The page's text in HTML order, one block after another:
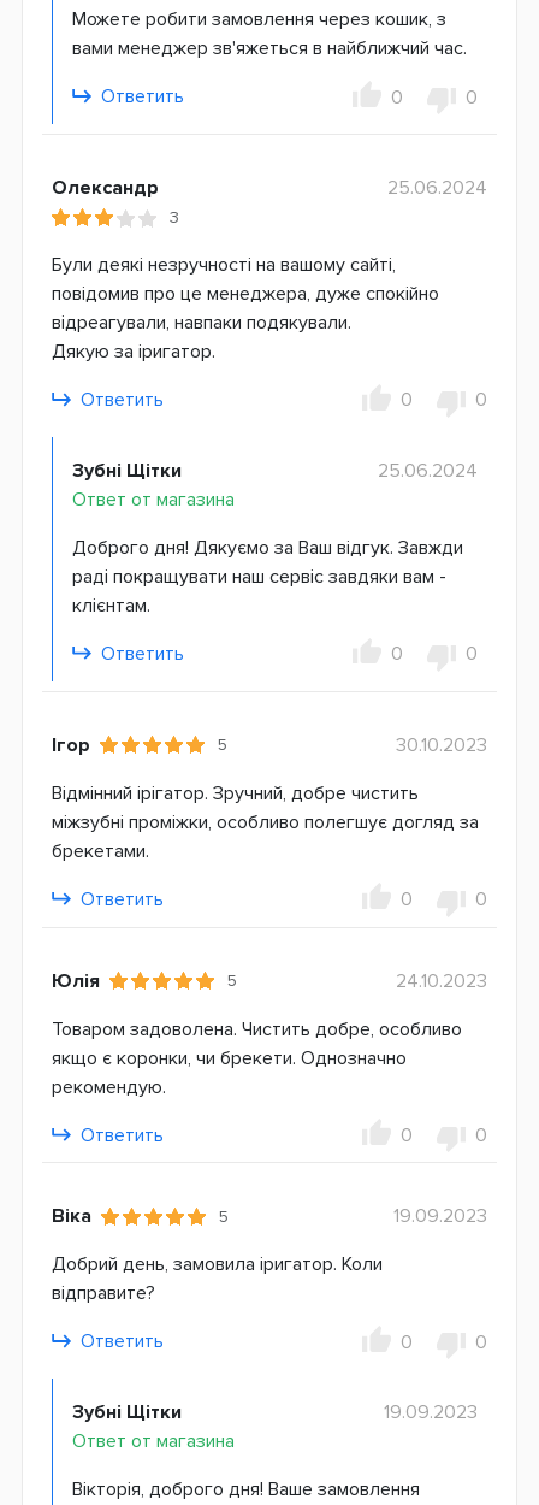
Можете робити замовлення через кошик, з
вами менеджер зв'яжеться в найближчий час.
Ответить
0 0
Олександр
3
25.06.2024
Були деякі незручності на вашому сайті,
повідомив про це менеджера, дуже спокійно
відреагували, навпаки подякували.
Дякую за іригатор.
Ответить
0 0
Зубні Щітки
Ответ от магазина
25.06.2024
Доброго дня! Дякуємо за Ваш відгук. Завжди
раді покращувати наш сервіс завдяки вам -
клієнтам.
Ответить
0 0
Ігор 5
30.10.2023
Відмінний ірігатор. Зручний, добре чистить
міжзубні проміжки, особливо полегшує догляд за
брекетами.
Ответить
0 0
Юлія 5
24.10.2023
Товаром задоволена. Чистить добре, особливо
якщо є коронки, чи брекети. Однозначно
рекомендую.
Ответить
0 0
Віка 5
19.09.2023
Добрий день, замовила іригатор. Коли
відправите?
Ответить
0 0
Зубні Щітки
Ответ от магазина
19.09.2023
Вікторія, доброго дня! Ваше замовлення